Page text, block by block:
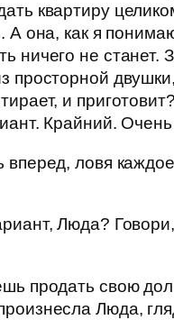
квартиру
А она, как я
ничего не станет.
просторной
и
Крайний.
вперед, ловя
Люда?
продать свою
Люда,